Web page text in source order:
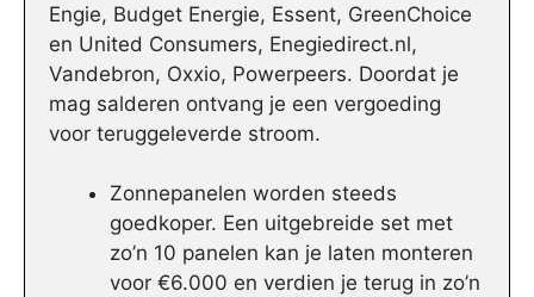
Engie, Budget Energie, Essent, GreenChoice
en United Consumers, Enegiedirect.nl,
Vandebron, Oxxio, Powerpeers. Doordat je
mag salderen ontvang je een vergoeding
voor teruggeleverde stroom.
Zonnepanelen worden steeds
goedkoper. Een uitgebreide set met
zo’n 10 panelen kan je laten monteren
voor €6.000 en verdien je terug in zo’n